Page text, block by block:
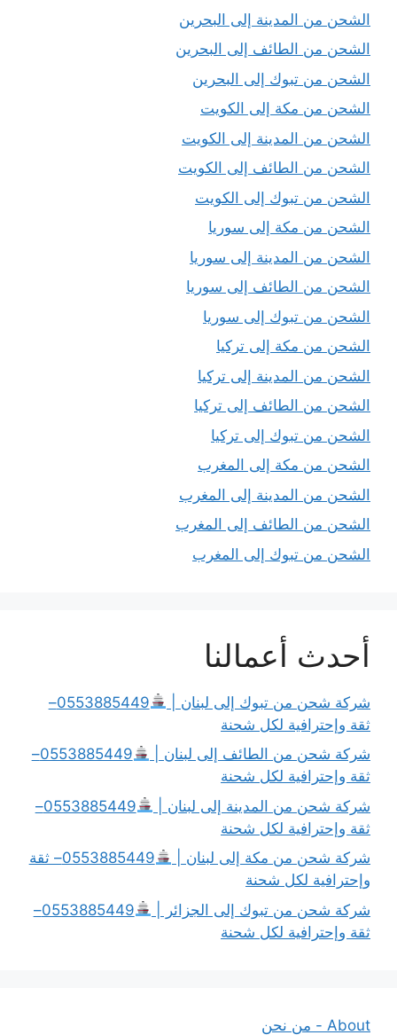
الشحن من المدينة إلى البحرين
الشحن من الطائف إلى البحرين
الشحن من تبوك إلى البحرين
الشحن من مكة إلى الكويت
الشحن من المدينة إلى الكويت
الشحن من الطائف إلى الكويت
الشحن من تبوك إلى الكويت
الشحن من مكة إلى سوريا
الشحن من المدينة إلى سوريا
الشحن من الطائف إلى سوريا
الشحن من تبوك إلى سوريا
الشحن من مكة إلى تركيا
الشحن من المدينة إلى تركيا
الشحن من الطائف إلى تركيا
الشحن من تبوك إلى تركيا
الشحن من مكة إلى المغرب
الشحن من المدينة إلى المغرب
الشحن من الطائف إلى المغرب
الشحن من تبوك إلى المغرب
أحدث أعمالنا
شركة شحن من تبوك إلى لبنان |
0553885449–
ثقة وإحترافية لكل شحنة
شركة شحن من الطائف إلى لبنان |
0553885449–
ثقة وإحترافية لكل شحنة
شركة شحن من المدينة إلى لبنان |
0553885449–
ثقة وإحترافية لكل شحنة
شركة شحن من مكة إلى لبنان |
0553885449– ثقة
وإحترافية لكل شحنة
شركة شحن من تبوك إلى الجزائر |
0553885449–
ثقة وإحترافية لكل شحنة
About - من نحن